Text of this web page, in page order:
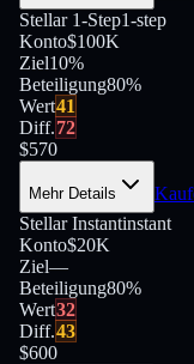
Stellar 1-Step1-step
Konto$100K
Ziel10%
Beteiligung80%
Wert41
Diff.72
$570
Mehr Details
Stellar Instantinstant
Konto$20K
Ziel—
Beteiligung80%
Wert32
Diff.43
$600